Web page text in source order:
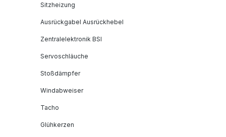
Sitzheizung
Ausrückgabel Ausrückhebel
Zentralelektronik BSI
Servoschläuche
Stoßdämpfer
Windabweiser
Tacho
Glühkerzen